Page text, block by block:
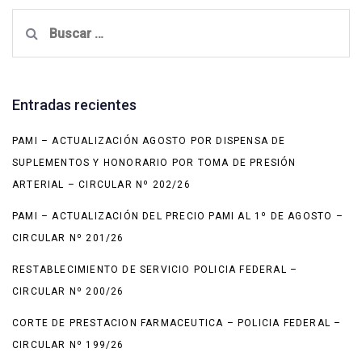
Entradas recientes
PAMI – ACTUALIZACIÓN AGOSTO POR DISPENSA DE
SUPLEMENTOS Y HONORARIO POR TOMA DE PRESIÓN
ARTERIAL – CIRCULAR Nº 202/26
PAMI – ACTUALIZACIÓN DEL PRECIO PAMI AL 1º DE AGOSTO –
CIRCULAR Nº 201/26
RESTABLECIMIENTO DE SERVICIO POLICIA FEDERAL –
CIRCULAR Nº 200/26
CORTE DE PRESTACION FARMACEUTICA – POLICIA FEDERAL –
CIRCULAR Nº 199/26